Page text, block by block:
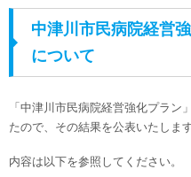
中津川市民病院経営
について
「中津川市民病院経営強化プラン
たので、その結果を公表いたします
内容は以下を参照してください。